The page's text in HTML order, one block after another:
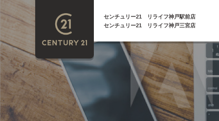
センチュリー21 リライフ神戸駅前店
センチュリー21 リライフ神戸三宮店